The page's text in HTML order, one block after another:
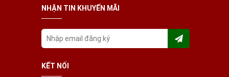
NHẬN TIN KHUYẾN MÃI
KẾT NỐI